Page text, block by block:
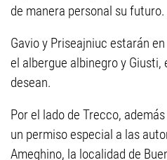
de manera personal su futuro.
Gavio y Priseajniuc estarán
el albergue albinegro y
desean.
Por el lado de Trecco,
un permiso especial a las
Ameghino, la localidad de